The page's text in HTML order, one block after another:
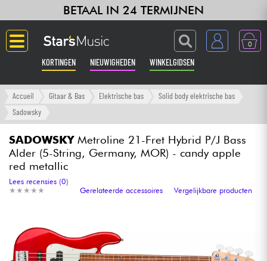
BETAAL IN 24 TERMIJNEN
0
KORTINGEN NIEUWIGHEDEN WINKELGIDSEN
Langue
Versterker & Effecten
Toetsenbord & Piano
Home-studio
Accueil Gitaar & Bas Elektrische bas
Solid body elektrische bas
Sadowsky
SADOWSKYMetroline 21-Fret Hybrid P/J Bass
Alder (5-String, Germany, MOR) - candy apple
red metallic
★ ★ ★ ★ ★
★ ★ ★ ★ ★
Lees recensies (0)
Gerelateerde accessoires
Vergelijkbare producten